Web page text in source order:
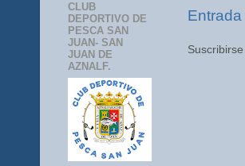
CLUB
DEPORTIVO DE
PESCA SAN
JUAN- SAN
JUAN DE
AZNALF.